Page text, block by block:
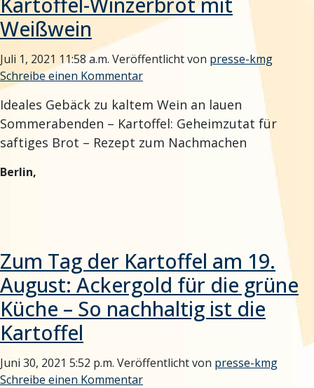
Weißwein
Juli 1, 2021 11:58 a.m. Veröffentlicht von presse-kmg
Schreibe einen Kommentar
Ideales Gebäck zu kaltem Wein an lauen
Sommerabenden – Kartoffel: Geheimzutat für
saftiges Brot – Rezept zum Nachmachen
Berlin,
Zum Tag der Kartoffel am 19.
August: Ackergold für die grüne
Küche – So nachhaltig ist die
Kartoffel
Juni 30, 2021 5:52 p.m. Veröffentlicht von presse-kmg
Schreibe einen Kommentar